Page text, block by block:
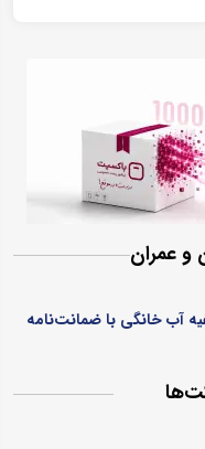
و عمران
آب خانگی با ضمانت‌نامه